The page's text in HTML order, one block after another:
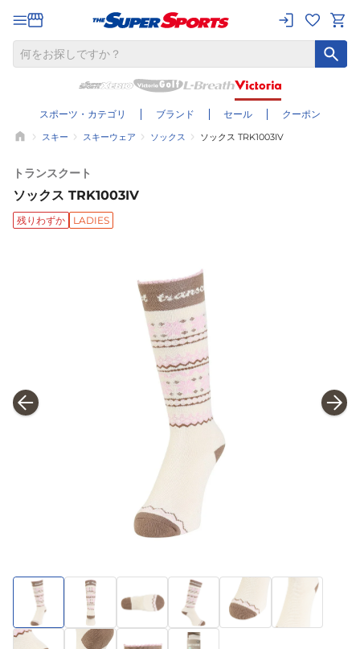
スポーツ・カテゴリ ブランド セール クーポン
スキー スキーウェア ソックス ソックス TRK1003IV
トランスクート
ソックス TRK1003IV
残りわずか LADIES